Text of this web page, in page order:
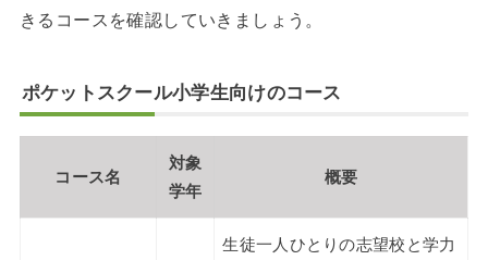
きるコースを確認していきましょう。
ポケットスクール小学生向けのコース
コース名
対象
学年
概要
生徒一人ひとりの志望校と学力